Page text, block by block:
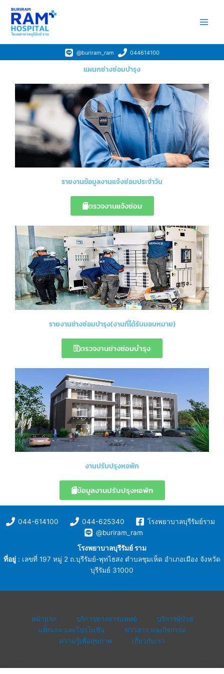
content
@buriram_ram 044614100
แผนกซ่างซ่อมบำรุง
รายงานข้อมูลงานแจ้งซ่อมประจำวัน
ตรวจงานแจ้งซ่อม
รายงานช่างซ่อมบำรุง(งานที่ได้รับมอบหมาย)
ตรวจงานช่างซ่อมบำรุง
งานปรับปรุงหอพัก
ข้อมูลงานปรับปรุงหอพัก
044-614100 044-625340
โรงพยาบาลบุรีรัมย์ราม
@buriram_ram
โรงพยาบาลบุรีรัมย์ ราม
ที่อยู่ : เลขที่ 197 หมู่ 2 ถ.บุรีรัมย์-พุทไธสง ตำบลชุมเห็ด อำเภอเมือง จังหวัด
บุรีรัมย์ 31000
หน้าแรก บริการทางการแพทย์
บริการผู้ป่วย
แพ็กเกจ และโปรโมชัน
ข่าวสาร และกิจกรรม
ความรู้เพื่อสุขภาพ
เกี่ยวกับเรา